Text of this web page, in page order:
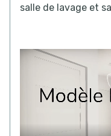
salle de lavage et